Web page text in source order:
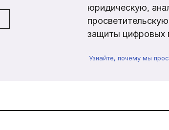
юридическую,
защиты цифровых
Узнайте, почему мы